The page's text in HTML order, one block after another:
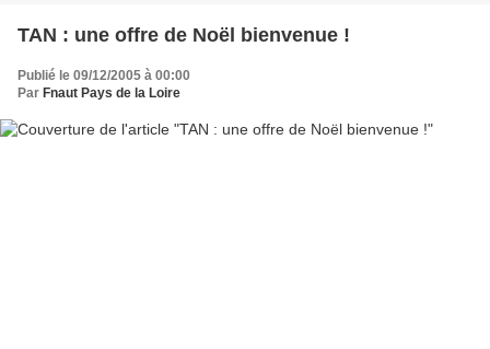
TAN : une offre de Noël bienvenue !
Publié le 09/12/2005 à 00:00
Par Fnaut Pays de la Loire